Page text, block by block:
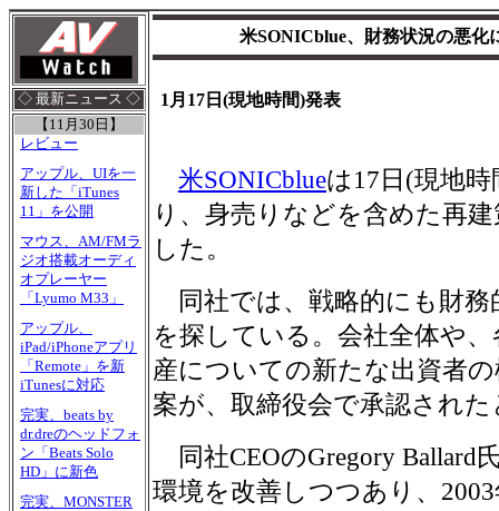
◇ 最新ニュース ◇
【11月30日】
レビュー
アップル、UIを一
新した「iTunes
11」を公開
マウス、AM/FMラ
ジオ搭載オーディ
オプレーヤー
「Lyumo M33」
アップル、
iPad/iPhoneアプリ
「Remote」を新
iTunesに対応
完実、beats by
dr.dreのヘッドフォ
ン「Beats Solo
HD」に新色
完実、MONSTER
米SONICblue、財務状況の悪化
1月17日(現地時間)発表
米SONICblueは17日(現地
り、身売りなどを含めた再
した。
同社では、戦略的にも財務
を探している。会社全体や
産についての新たな出資者
案が、取締役会で承認され
同社CEOのGregory Ballard
環境を改善しつつあり、